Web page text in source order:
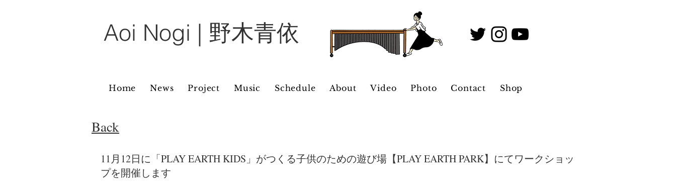
​Aoi Nogi | 野木青依
Home News Project Music Schedule About Video Photo Contact Shop
​Back
11月12日に「PLAY EARTH KIDS」がつくる子供のための遊び場【PLAY EARTH PARK】にてワークショッ
プを開催します